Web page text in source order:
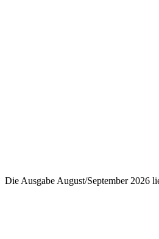
Die Ausgabe August/September 2026